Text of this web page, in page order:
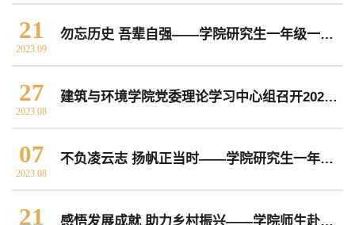
常用办公电话 办事流程 材料下载
21
2023.09
勿忘历史 吾辈自强——学院研究生一年级一支部开展“九一八”主题党日活动
27
2023.08
建筑与环境学院党委理论学习中心组召开2023年第五期集中学习
07
2023.08
不负凌云志 扬帆正当时——学院研究生一年级一支部召开党员大会
21 感悟发展成就 助力乡村振兴——学院师生赴甘南州开展暑期社会实践活动